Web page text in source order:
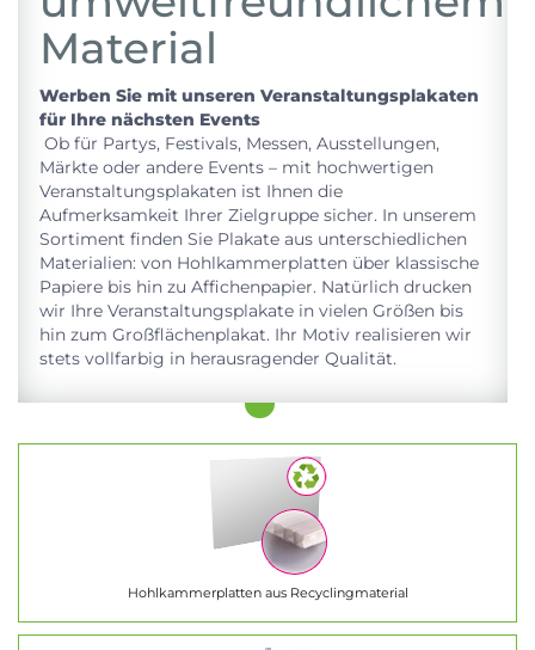
Material
Werben Sie mit unseren Veranstaltungsplakaten
für Ihre nächsten Events
Ob für Partys, Festivals, Messen, Ausstellungen,
Märkte oder andere Events – mit hochwertigen
Veranstaltungsplakaten ist Ihnen die
Aufmerksamkeit Ihrer Zielgruppe sicher. In unserem
Sortiment finden Sie Plakate aus unterschiedlichen
Materialien: von Hohlkammerplatten über klassische
Papiere bis hin zu Affichenpapier. Natürlich drucken
wir Ihre Veranstaltungsplakate in vielen Größen bis
hin zum Großflächenplakat. Ihr Motiv realisieren wir
stets vollfarbig in herausragender Qualität.
Hohlkammerplatten aus Recyclingmaterial